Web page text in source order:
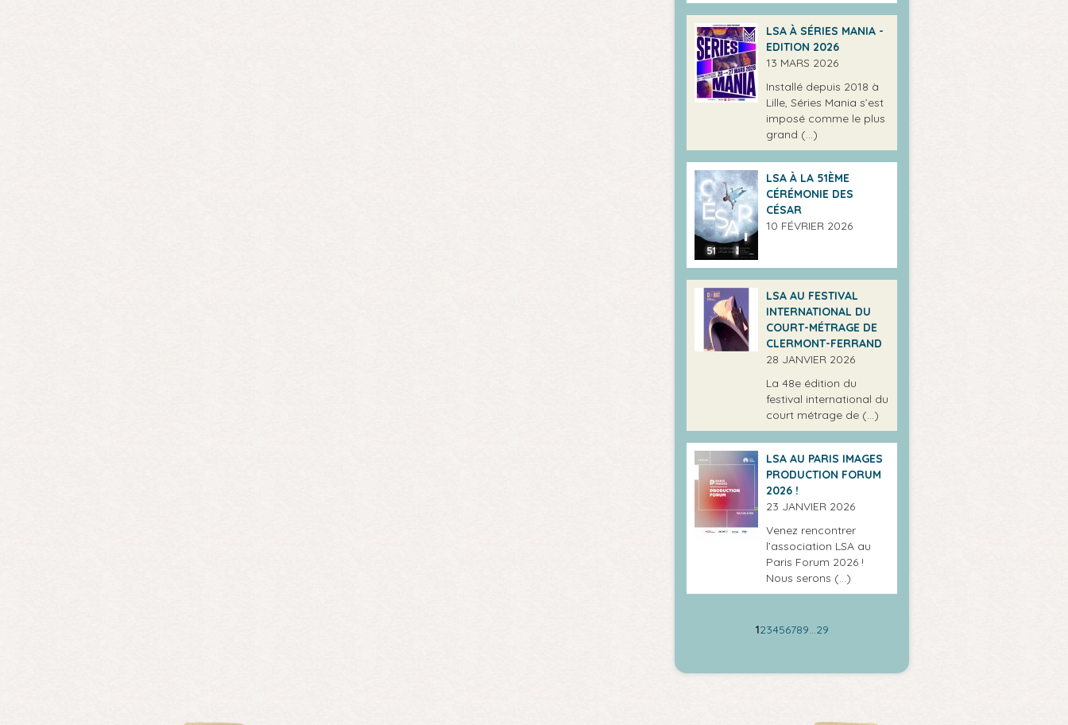
LSA À SÉRIES MANIA -
EDITION 2026
13 MARS 2026
Installé depuis 2018 à
Lille, Séries Mania s’est
imposé comme le plus
grand (…)
LSA À LA 51ÈME
CÉRÉMONIE DES
CÉSAR
10 FÉVRIER 2026
LSA AU FESTIVAL
INTERNATIONAL DU
COURT-MÉTRAGE DE
CLERMONT-FERRAND
28 JANVIER 2026
La 48e édition du
festival international du
court métrage de (…)
LSA AU PARIS IMAGES
PRODUCTION FORUM
2026 !
23 JANVIER 2026
Venez rencontrer
l’association LSA au
Paris Forum 2026 !
Nous serons (…)
123456789…29